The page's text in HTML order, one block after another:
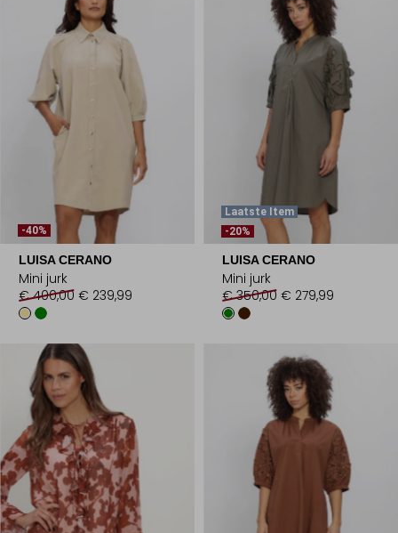
-40%
LUISA CERANO
Mini jurk
€ 400,00 € 239,99
Laatste Item
-20%
LUISA CERANO
Mini jurk
€ 350,00 € 279,99